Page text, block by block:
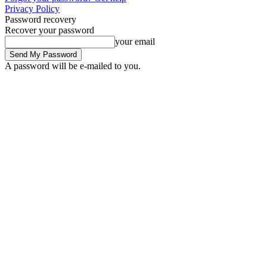
Privacy Policy
Password recovery
Recover your password
your email
A password will be e-mailed to you.